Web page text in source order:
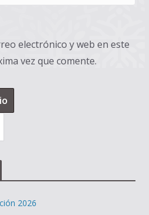
electrónico y web en este
vez que comente.
2026